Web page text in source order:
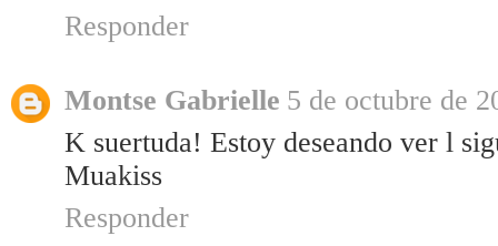
Responder
Montse Gabrielle 5 de octubre de
K suertuda! Estoy deseando ver l
Muakiss
Responder